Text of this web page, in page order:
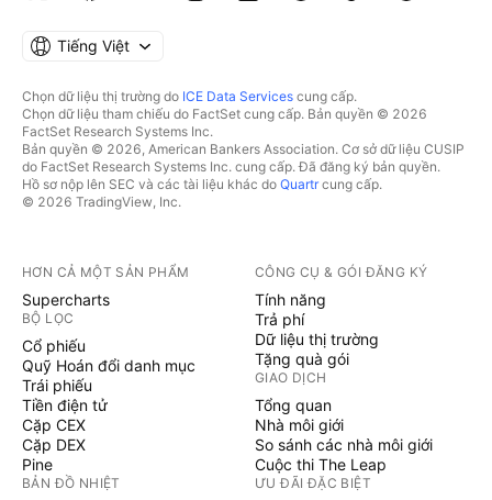
Tiếng Việt
Chọn dữ liệu thị trường do ICE Data Services cung cấp.
Chọn dữ liệu tham chiếu do FactSet cung cấp. Bản quyền © 2026
FactSet Research Systems Inc.
Bản quyền © 2026, American Bankers Association. Cơ sở dữ liệu CUSIP
do FactSet Research Systems Inc. cung cấp. Đã đăng ký bản quyền.
Hồ sơ nộp lên SEC và các tài liệu khác do Quartrcung cấp.
© 2026 TradingView, Inc.
HƠN CẢ MỘT SẢN PHẨM
Supercharts
BỘ LỌC
Cổ phiếu
Quỹ Hoán đổi danh mục
Trái phiếu
Tiền điện tử
Cặp CEX
Cặp DEX
Pine
BẢN ĐỒ NHIỆT
CÔNG CỤ & GÓI ĐĂNG KÝ
Tính năng
Trả phí
Dữ liệu thị trường
Tặng quà gói
GIAO DỊCH
Tổng quan
Nhà môi giới
So sánh các nhà môi giới
Cuộc thi The Leap
ƯU ĐÃI ĐẶC BIỆT